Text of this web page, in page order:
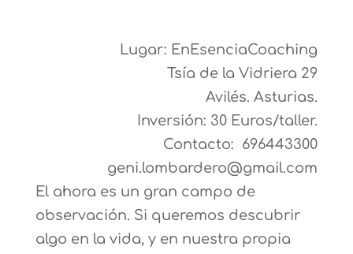
Lugar: EnEsenciaCoaching
Tsía de la Vidriera 29
Avilés. Asturias.
Inversión: 30 Euros/taller.
Contacto: 696443300
geni.lombardero@gmail.com
El ahora es un gran campo de
observación. Si queremos descubrir
algo en la vida, y en nuestra propia